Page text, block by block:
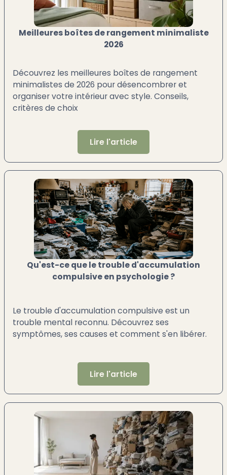
Meilleures boîtes de rangement minimaliste
2026
Découvrez les meilleures boîtes de rangement
minimalistes de 2026 pour désencombrer et
organiser votre intérieur avec style. Conseils,
critères de choix
Lire l'article
Qu'est-ce que le trouble d'accumulation
compulsive en psychologie ?
Le trouble d'accumulation compulsive est un
trouble mental reconnu. Découvrez ses
symptômes, ses causes et comment s'en libérer.
Lire l'article